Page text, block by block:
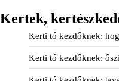
Kertek,
Kerti tó kezdőknek:
Kerti tó kezdőknek: